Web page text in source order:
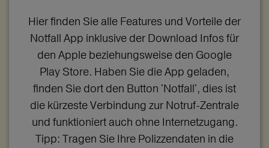
Hier finden Sie alle Features und Vorteile der
Notfall App inklusive der Download Infos für
den Apple beziehungsweise den Google
Play Store. Haben Sie die App geladen,
finden Sie dort den Button 'Notfall', dies ist
die kürzeste Verbindung zur Notruf-Zentrale
und funktioniert auch ohne Internetzugang.
Tipp: Tragen Sie Ihre Polizzendaten in die